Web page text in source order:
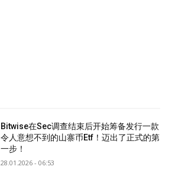
Bitwise在Sec调查结束后开始筹备发行一款
令人意想不到的山寨币Etf！迈出了正式的第
一步！
28.01.2026 - 06:53